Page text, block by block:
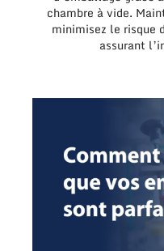
chambre à vide.
minimisez le risque
assurant